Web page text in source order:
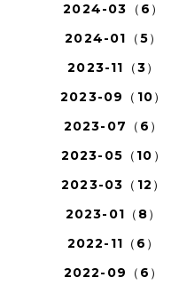
2024-03（6）
2024-01（5）
2023-11（3）
2023-09（10）
2023-07（6）
2023-05（10）
2023-03（12）
2023-01（8）
2022-11（6）
2022-09（6）